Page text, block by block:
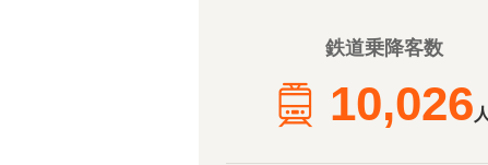
鉄道乗降客数
10,026 人